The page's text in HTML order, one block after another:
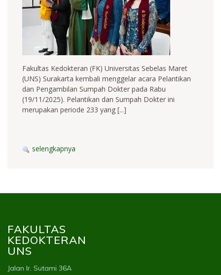
Fakultas Kedokteran (FK) Universitas Sebelas Maret
(UNS) Surakarta kembali menggelar acara Pelantikan
dan Pengambilan Sumpah Dokter pada Rabu
(19/11/2025). Pelantikan dan Sumpah Dokter ini
merupakan periode 233 yang [...]
selengkapnya
FAKULTAS
KEDOKTERAN
UNS
Jalan Ir. Sutami 36A